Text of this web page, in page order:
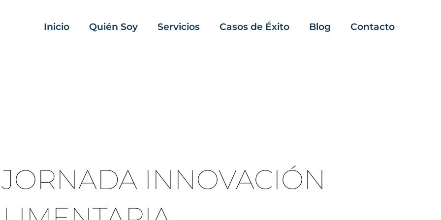
Inicio Quién Soy Servicios Casos de Éxito Blog Contacto
JORNADA INNOVACIÓN